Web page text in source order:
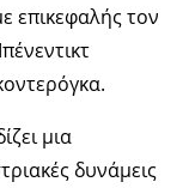
επικεφαλής τον
μια
δυνάμεις